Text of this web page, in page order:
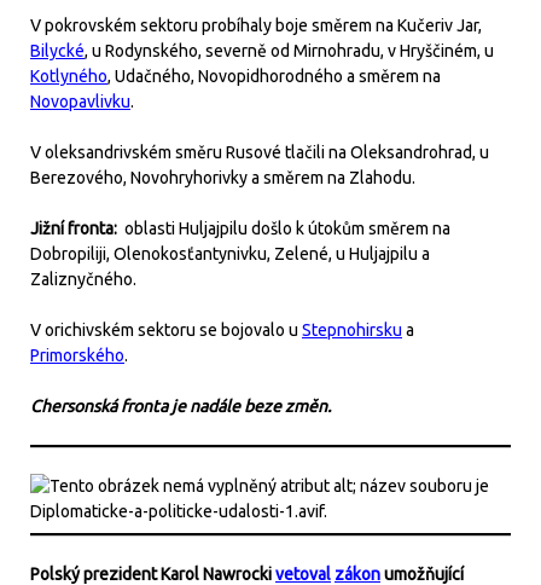
V pokrovském sektoru probíhaly boje směrem na Kučeriv Jar,
Bilycké, u Rodynského, severně od Mirnohradu, v Hryščiném, u
Kotlyného, Udačného, Novopidhorodného a směrem na
Novopavlivku.
V oleksandrivském směru Rusové tlačili na Oleksandrohrad, u
Berezového, Novohryhorivky a směrem na Zlahodu.
Jižní fronta: oblasti Huljajpilu došlo k útokům směrem na
Dobropiliji, Olenokosťantynivku, Zelené, u Huljajpilu a
Zaliznyčného.
V orichivském sektoru se bojovalo u Stepnohirsku a
Primorského.
Chersonská fronta je nadále beze změn.
Polský prezident Karol Nawrockivetoval zákonumožňující